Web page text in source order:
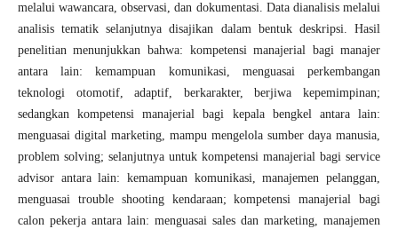
melalui wawancara, observasi, dan dokumentasi. Data dianalisis melalui
analisis tematik selanjutnya disajikan dalam bentuk deskripsi. Hasil
penelitian menunjukkan bahwa: kompetensi manajerial bagi manajer
antara lain: kemampuan komunikasi, menguasai perkembangan
teknologi otomotif, adaptif, berkarakter, berjiwa kepemimpinan;
sedangkan kompetensi manajerial bagi kepala bengkel antara lain:
menguasai digital marketing, mampu mengelola sumber daya manusia,
problem solving; selanjutnya untuk kompetensi manajerial bagi service
advisor antara lain: kemampuan komunikasi, manajemen pelanggan,
menguasai trouble shooting kendaraan; kompetensi manajerial bagi
calon pekerja antara lain: menguasai sales dan marketing, manajemen